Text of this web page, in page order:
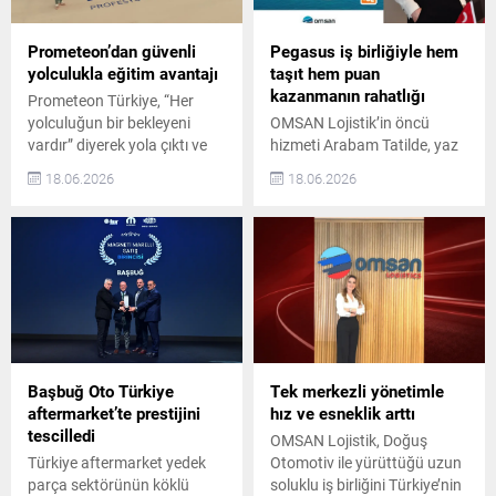
arasında bulunan İnci
Holding, sürdürülebilir
büyüme ve üretim gücünü bir
kez daha tescilledi....
ve rekabet koşulları hızla
değişiyor. TAYSAD
tarafından düzenlenen 5’inci
Tedarik Zinciri
Konferansı’nda tüm bu...
Prometeon’dan güvenli
yolculukla eğitim avantajı
Prometeon Türkiye, “Her
yolculuğun bir bekleyeni
vardır” diyerek yola çıktı ve
TEGV Ateşböceği Öğrenim
Birimleri’nin çocuklara
anlamlı destek veriyor. Şirket,
Türkiye Eğitim Gönüllüleri
Vakfı (TEGV) ile sürdürdüğü
iş birliğini yeni bir iletişim
filmiyle anlatıyor. TEGV
Ateşböceği Öğrenim Birimleri
ve Prometeon Türkiye İş
Birliği Film, Türkiye’nin dört
bir...
18.06.2026
Pegasus iş birliğiyle hem
taşıt hem puan
kazanmanın rahatlığı
OMSAN Lojistik’in öncü
hizmeti Arabam Tatilde, yaz
sezonunda konfor ve
avantajı bir arada sunuyor.
misafirleri, araçlarını OMSAN
güvencesiyle tatil bölgelerine
taşıtırken BolPuan
kazanıyor. Arabam Tatilde
Hizmetiyle Konforlu ve
Güvenli Seyahat Türkiye’nin
lider lojistik şirketlerinden
OMSAN Lojistik, 2010 yılında
Türkiye’nin ilk ve tek “Arabam
Tatilde” hizmetini hayata
geçirdi....
18.06.2026
Başbuğ Oto Türkiye
aftermarket’te prestijini
tescilledi
Türkiye aftermarket yedek
parça sektörünün köklü
Tek merkezli yönetimle
hız ve esneklik arttı
OMSAN Lojistik, Doğuş
Otomotiv ile yürüttüğü uzun
soluklu iş birliğini Türkiye’nin